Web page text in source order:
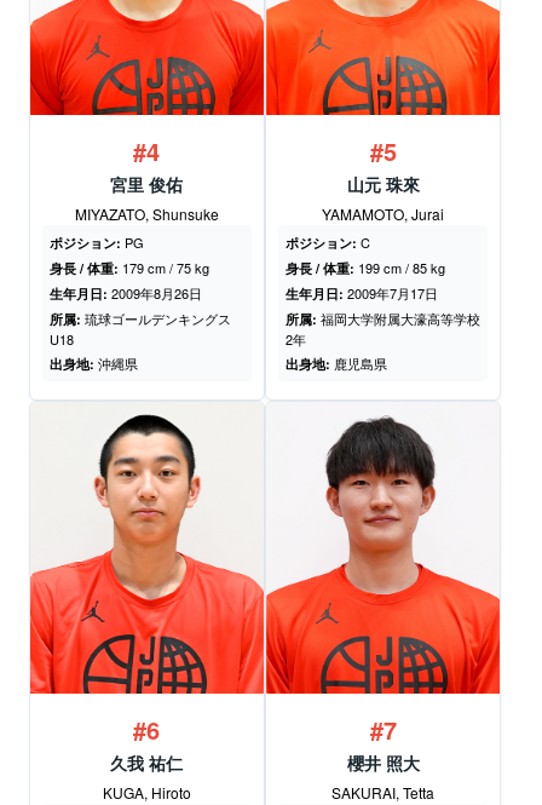
#4
宮里 俊佑
MIYAZATO, Shunsuke
ポジション: PG
身長 / 体重: 179 cm / 75 kg
生年月日: 2009年8月26日
所属: 琉球ゴールデンキングス
U18
出身地: 沖縄県
#5
山元 珠來
YAMAMOTO, Jurai
ポジション: C
身長 / 体重: 199 cm / 85 kg
生年月日: 2009年7月17日
所属: 福岡大学附属大濠高等学校
2年
出身地: 鹿児島県
#6
久我 祐仁
KUGA, Hiroto
#7
櫻井 照大
SAKURAI, Tetta